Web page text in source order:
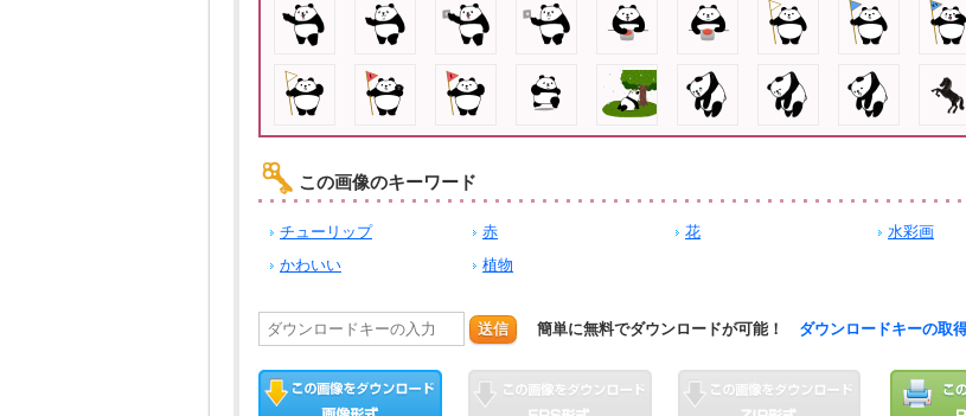
この画像のキーワード
チューリップ 赤 花
水彩画
かわいい
植物
送信 簡単に無料でダウンロードが可能！ ダウンロードキーの取